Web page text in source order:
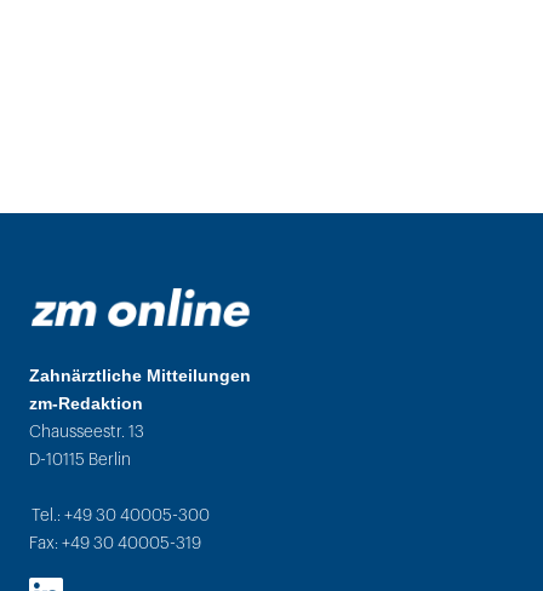
Zahnärztliche Mitteilungen
zm-Redaktion
Chausseestr. 13
D-10115 Berlin
Tel.: +49 30 40005-300
Fax: +49 30 40005-319